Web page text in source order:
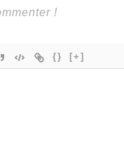
{} [+]